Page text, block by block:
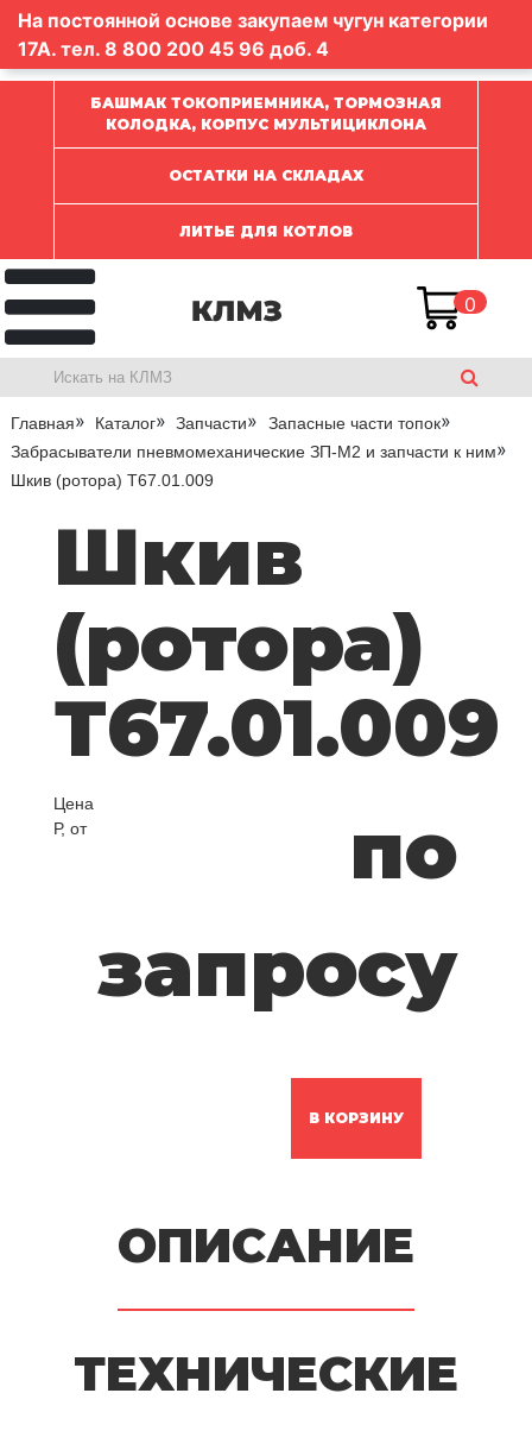
На постоянной основе закупаем чугун категории
17А. тел. 8 800 200 45 96 доб. 4
БАШМАК ТОКОПРИЕМНИКА, ТОРМОЗНАЯ
КОЛОДКА, КОРПУС МУЛЬТИЦИКЛОНА
ОСТАТКИ НА СКЛАДАХ
ЛИТЬЕ ДЛЯ КОТЛОВ
0
Главная Каталог Запчасти
Запасные части топок
Забрасыватели пневмомеханические ЗП-М2 и запчасти к ним
Шкив (ротора) Т67.01.009
Шкив
(ротора)
Т67.01.009
Цена
Р, от
по
запросу
В КОРЗИНУ
ОПИСАНИЕ
ТЕХНИЧЕСКИЕ